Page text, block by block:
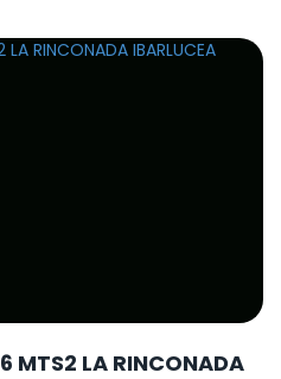
MTS2 LA RINCONADA